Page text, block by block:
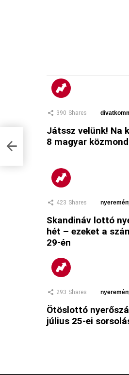
390 Shares
Játssz velünk! Na
8 magyar
423 Shares
Skandináv lottó
hét – ezeket a
29-én
293 Shares
Ötöslottó
július 25-ei